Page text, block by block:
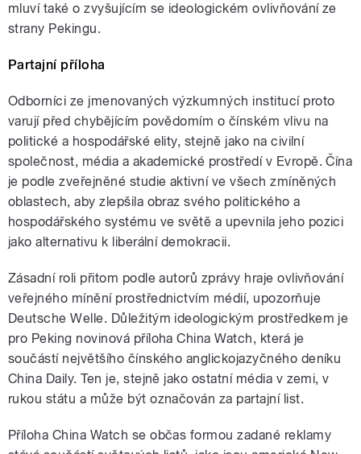
mluví také o zvyšujícím se ideologickém ovlivňování ze
strany Pekingu.
Partajní příloha
Odborníci ze jmenovaných výzkumných institucí proto
varují před chybějícím povědomím o čínském vlivu na
politické a hospodářské elity, stejně jako na civilní
společnost, média a akademické prostředí v Evropě. Čína
je podle zveřejněné studie aktivní ve všech zmíněných
oblastech, aby zlepšila obraz svého politického a
hospodářského systému ve světě a upevnila jeho pozici
jako alternativu k liberální demokracii.
Zásadní roli přitom podle autorů zprávy hraje ovlivňování
veřejného mínění prostřednictvím médií, upozorňuje
Deutsche Welle. Důležitým ideologickým prostředkem je
pro Peking novinová příloha China Watch, která je
součástí největšího čínského anglickojazyčného deníku
China Daily. Ten je, stejně jako ostatní média v zemi, v
rukou státu a může být označován za partajní list.
Příloha China Watch se občas formou zadané reklamy